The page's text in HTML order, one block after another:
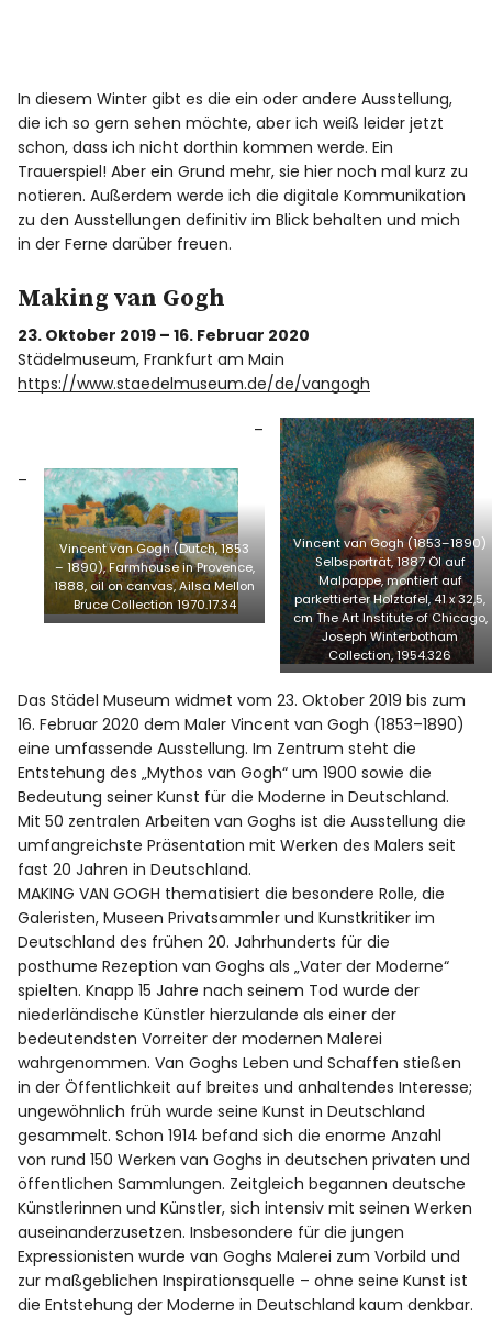
In diesem Winter gibt es die ein oder andere Ausstellung,
die ich so gern sehen möchte, aber ich weiß leider jetzt
schon, dass ich nicht dorthin kommen werde. Ein
Trauerspiel! Aber ein Grund mehr, sie hier noch mal kurz zu
notieren. Außerdem werde ich die digitale Kommunikation
zu den Ausstellungen definitiv im Blick behalten und mich
in der Ferne darüber freuen.
Making van Gogh
23. Oktober 2019 – 16. Februar 2020
Städelmuseum, Frankfurt am Main
https://www.staedelmuseum.de/de/vangogh
Vincent van Gogh (Dutch, 1853
– 1890), Farmhouse in Provence,
1888, oil on canvas, Ailsa Mellon
Bruce Collection 1970.17.34
Vincent van Gogh (1853–1890)
Selbsporträt, 1887 Öl auf
Malpappe, montiert auf
parkettierter Holztafel, 41 x 32,5,
cm The Art Institute of Chicago,
Joseph Winterbotham
Collection, 1954.326
Das Städel Museum widmet vom 23. Oktober 2019 bis zum
16. Februar 2020 dem Maler Vincent van Gogh (1853–1890)
eine umfassende Ausstellung. Im Zentrum steht die
Entstehung des „Mythos van Gogh“ um 1900 sowie die
Bedeutung seiner Kunst für die Moderne in Deutschland.
Mit 50 zentralen Arbeiten van Goghs ist die Ausstellung die
umfangreichste Präsentation mit Werken des Malers seit
fast 20 Jahren in Deutschland.
MAKING VAN GOGH thematisiert die besondere Rolle, die
Galeristen, Museen Privatsammler und Kunstkritiker im
Deutschland des frühen 20. Jahrhunderts für die
posthume Rezeption van Goghs als „Vater der Moderne“
spielten. Knapp 15 Jahre nach seinem Tod wurde der
niederländische Künstler hierzulande als einer der
bedeutendsten Vorreiter der modernen Malerei
wahrgenommen. Van Goghs Leben und Schaffen stießen
in der Öffentlichkeit auf breites und anhaltendes Interesse;
ungewöhnlich früh wurde seine Kunst in Deutschland
gesammelt. Schon 1914 befand sich die enorme Anzahl
von rund 150 Werken van Goghs in deutschen privaten und
öffentlichen Sammlungen. Zeitgleich begannen deutsche
Künstlerinnen und Künstler, sich intensiv mit seinen Werken
auseinanderzusetzen. Insbesondere für die jungen
Expressionisten wurde van Goghs Malerei zum Vorbild und
zur maßgeblichen Inspirationsquelle – ohne seine Kunst ist
die Entstehung der Moderne in Deutschland kaum denkbar.